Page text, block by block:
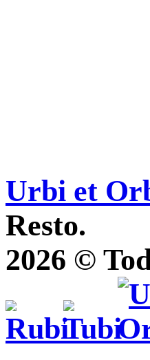
Urbi et
Resto.
2026 ©